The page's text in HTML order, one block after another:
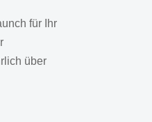
für Ihr
über